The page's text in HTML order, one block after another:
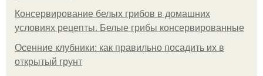
Консервирование белых грибов в домашних
условиях рецепты. Белые грибы консервированные
Осенние клубники: как правильно посадить их в
открытый грунт